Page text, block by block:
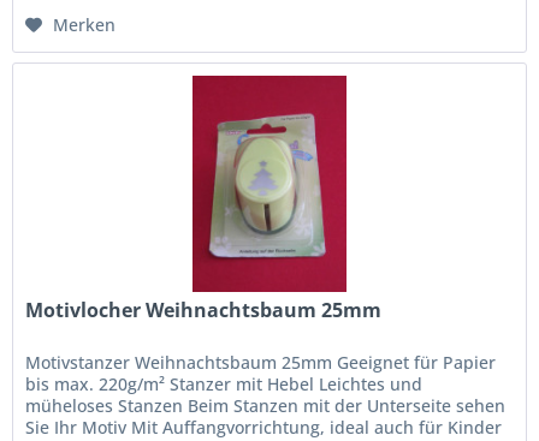
Merken
Motivlocher Weihnachtsbaum 25mm
Motivstanzer Weihnachtsbaum 25mm Geeignet für Papier
bis max. 220g/m² Stanzer mit Hebel Leichtes und
müheloses Stanzen Beim Stanzen mit der Unterseite sehen
Sie Ihr Motiv Mit Auffangvorrichtung, ideal auch für Kinder